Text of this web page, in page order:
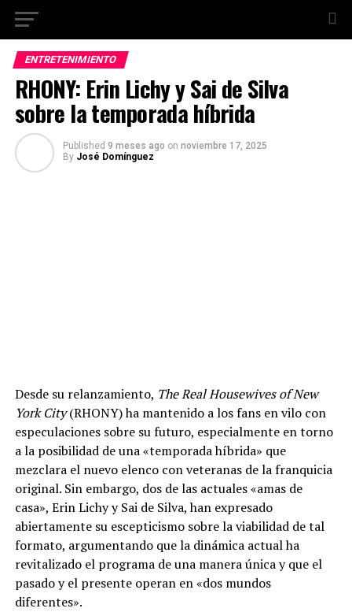
ENTRETENIMIENTO
RHONY: Erin Lichy y Sai de Silva
sobre la temporada híbrida
Published 9 meses ago on noviembre 17, 2025
By José Domínguez
Desde su relanzamiento, The Real Housewives of New
York City(RHONY) ha mantenido a los fans en vilo con
especulaciones sobre su futuro, especialmente en torno
a la posibilidad de una «temporada híbrida» que
mezclara el nuevo elenco con veteranas de la franquicia
original. Sin embargo, dos de las actuales «amas de
casa», Erin Lichy y Sai de Silva, han expresado
abiertamente su escepticismo sobre la viabilidad de tal
formato, argumentando que la dinámica actual ha
revitalizado el programa de una manera única y que el
pasado y el presente operan en «dos mundos
diferentes».